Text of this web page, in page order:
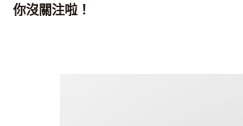
你沒關注啦！